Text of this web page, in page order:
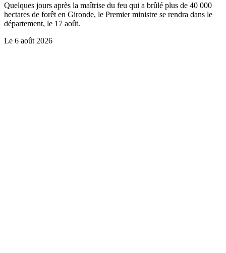
Quelques jours après la maîtrise du feu qui a brûlé plus de 40 000
hectares de forêt en Gironde, le Premier ministre se rendra dans le
département, le 17 août.
Le 6 août 2026